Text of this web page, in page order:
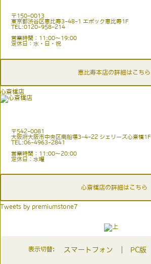
〒150-0013
東京都渋谷区恵比寿3-48-1 エポック恵比寿1F
TEL:0120-958-214
営業時間：11:00〜19:00
定休日：水・日・祝
恵比寿本店の詳細はこちら
心斎橋店
〒542-0081
大阪府大阪市中央区南船場3-4-22 シェリーズ心斎橋1F
TEL:06-4963-2841
営業時間：11:00〜20:00
定休日：水曜
心斎橋店の詳細はこちら
Tweets by premiumstone7
表示切替: スマートフォン PC版